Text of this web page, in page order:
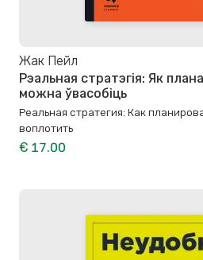
Жак Пейл
Рэальная стратэгія: Як
можна ўвасобіць
Реальная стратегия: Как
воплотить
€ 17.00